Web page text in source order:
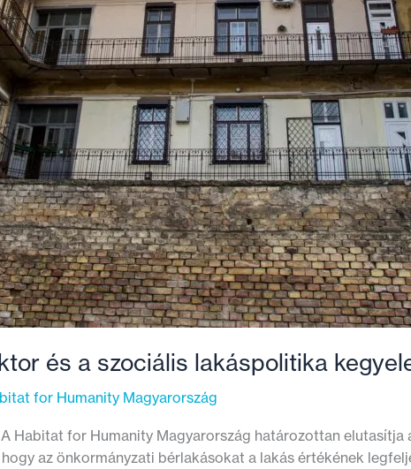
és a szociális lakáspolitika
for Humanity Magyarország
Habitat for Humanity Magyarország határozottan
az önkormányzati bérlakásokat a lakás értékének